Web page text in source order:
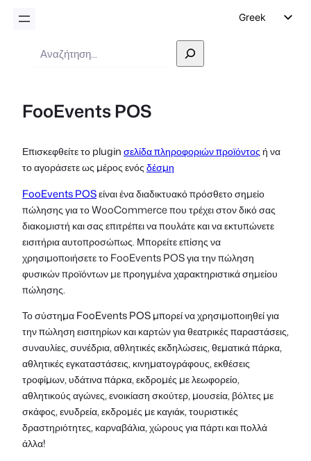
Greek
Portuguese
Polish
Czech
Αναζήτηση
FooEvents POS
Επισκεφθείτε το pluginσελίδα πληροφοριών προϊόντοςή να
το αγοράσετε ως μέρος ενόςδέσμη
FooEvents POSείναι ένα διαδικτυακό πρόσθετο σημείο
πώλησης για το WooCommerce που τρέχει στον δικό σας
διακομιστή και σας επιτρέπει να πουλάτε και να εκτυπώνετε
εισιτήρια αυτοπροσώπως. Μπορείτε επίσης να
χρησιμοποιήσετε το FooEvents POS για την πώληση
φυσικών προϊόντων με προηγμένα χαρακτηριστικά σημείου
πώλησης.
Το σύστημα FooEvents POS μπορεί να χρησιμοποιηθεί για
την πώληση εισιτηρίων και καρτών για θεατρικές παραστάσεις,
συναυλίες, συνέδρια, αθλητικές εκδηλώσεις, θεματικά πάρκα,
αθλητικές εγκαταστάσεις, κινηματογράφους, εκθέσεις
τροφίμων, υδάτινα πάρκα, εκδρομές με λεωφορείο,
αθλητικούς αγώνες, ενοικίαση σκούτερ, μουσεία, βόλτες με
σκάφος, ενυδρεία, εκδρομές με καγιάκ, τουριστικές
δραστηριότητες, καρναβάλια, χώρους για πάρτι και πολλά
άλλα!